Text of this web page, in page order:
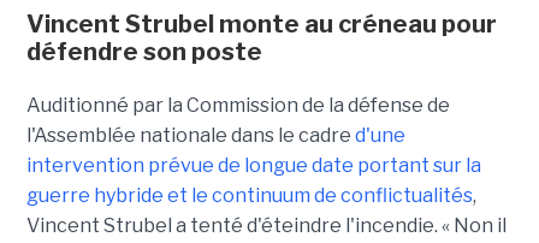
Vincent Strubel monte au créneau pour
défendre son poste
Auditionné par la Commission de la défense de
l'Assemblée nationale dans le cadre d'une
intervention prévue de longue date portant sur la
guerre hybride et le continuum de conflictualités,
Vincent Strubel a tenté d'éteindre l'incendie. « Non il